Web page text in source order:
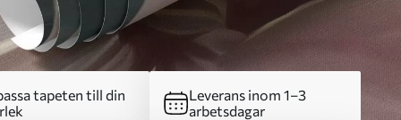
tapeten till din
Leverans inom 1–3
arbetsdagar